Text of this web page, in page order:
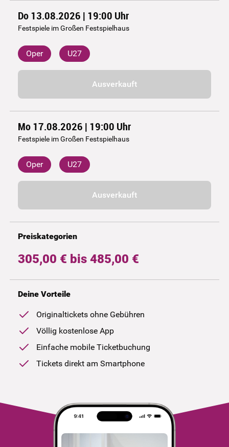
Do 13.08.2026 | 19:00 Uhr
Festspiele im Großen Festspielhaus
Oper U27
Ausverkauft
Mo 17.08.2026 | 19:00 Uhr
Festspiele im Großen Festspielhaus
Oper U27
Ausverkauft
Preiskategorien
305,00 € bis 485,00 €
Deine Vorteile
Originaltickets ohne Gebühren
Völlig kostenlose App
Einfache mobile Ticketbuchung
Tickets direkt am Smartphone